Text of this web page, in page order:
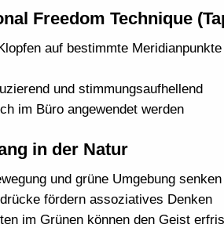
Freedom Technique
auf bestimmte
und stimmungsaufhellend
im Büro angewendet werden
in der Natur
und grüne Umgebung
fördern assoziatives Denken
im Grünen können den Geist